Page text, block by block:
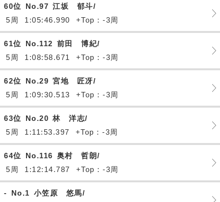
60位 No.97 江坂 郁斗/
5周
1:05:46.990 +Top : -3周
61位 No.112 前田 博紀/
5周
1:08:58.671 +Top : -3周
62位 No.29 宮地 匠冴/
5周
1:09:30.513 +Top : -3周
63位 No.20 林 洋志/
5周
1:11:53.397 +Top : -3周
64位 No.116 奥村 哲朗/
5周
1:12:14.787 +Top : -3周
- No.1 小笠原 悠馬/